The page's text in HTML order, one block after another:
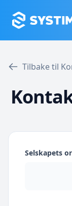
Tilbake til
Selskapets